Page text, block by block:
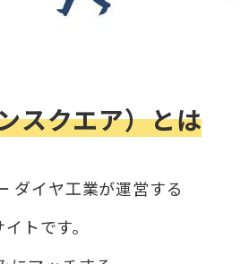
スクエア）とは
ダイヤ工業が運営する
トです。